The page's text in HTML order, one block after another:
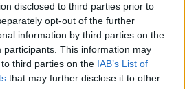
disclosed to third parties prior to
opt-out of the further
information by third parties on the
participants. This information may
third parties on the IAB’s List of
that may further disclose it to other
cambiato opinione: "Non
femminile che porta
così vistosi non fanno
a Rai Sport vado
donne", ha concluso.